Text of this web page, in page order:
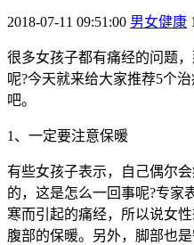
2018-07-11 09:51:00 男女健康
很多女孩子都有痛经的问题
呢?今天就来给大家推荐5个
吧。
1、一定要注意保暖
有些女孩子表示，自己偶尔
的，这是怎么一回事呢?专家
寒而引起的痛经，所以说女
腹部的保暖。另外，脚部也